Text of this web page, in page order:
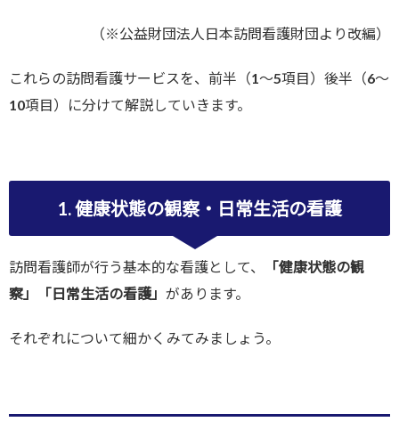
（※公益財団法人日本訪問看護財団より改編）
これらの訪問看護サービスを、前半（1〜5項目）後半（6〜
10項目）に分けて解説していきます。
1. 健康状態の観察・日常生活の看護
訪問看護師が行う基本的な看護として、
「健康状態の観
察」「日常生活の看護」 があります。
それぞれについて細かくみてみましょう。